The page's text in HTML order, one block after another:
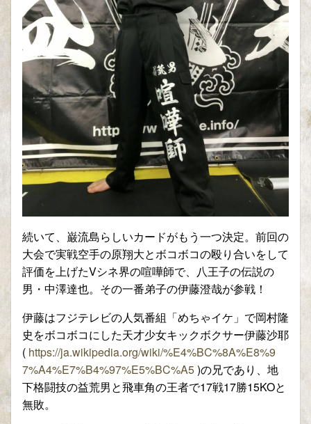
続いて、巌流島らしいカードがもう一つ決定。前回の
大会で実戦空手の原翔大とボコボコの殴り合いをして
評価を上げたVシネ界の喧嘩師で、八王子の伝説の
男・中澤達也。その一番弟子の伊藤澄哉が参戦！
伊藤はフジテレビの人気番組「めちゃイケ」で岡村隆
史をボコボコにした天才少女キックボクサー伊藤沙耶
( https://ja.wikipedia.org/wiki/%E4%BC%8A%E8%9
7%A4%E7%B4%97%E5%BC%A5)の兄であり、地
下格闘技の益荒男と飛車角の王者で17戦17勝15KOと
無敗。